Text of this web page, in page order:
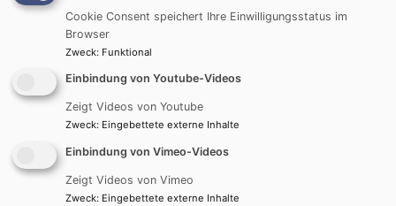
Cookie Consent speichert Ihre Einwilligungsstatus im
Browser
Zweck: Funktional
Einbindung von Youtube-Videos
Zeigt Videos von Youtube
Zweck: Eingebettete externe Inhalte
Einbindung von Vimeo-Videos
Zeigt Videos von Vimeo
Zweck: Eingebettete externe Inhalte